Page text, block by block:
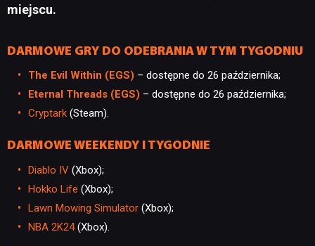
miejscu.
DARMOWE GRY DO ODEBRANIA W TYM TYGODNIU
The Evil Within (EGS) – dostępne do 26 października;
Eternal Threads (EGS) – dostępne do 26 października;
Cryptark (Steam).
DARMOWE WEEKENDY I TYGODNIE
Diablo IV (Xbox);
Hokko Life (Xbox);
Lawn Mowing Simulator (Xbox);
NBA 2K24(Xbox).